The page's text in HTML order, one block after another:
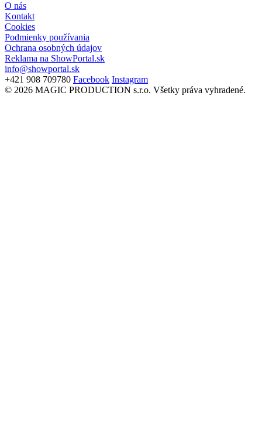
O nás
Kontakt
Cookies
Podmienky používania
Ochrana osobných údajov
Reklama na ShowPortal.sk
info@showportal.sk
+421 908 709780 Facebook Instagram
© 2026 MAGIC PRODUCTION s.r.o. Všetky práva vyhradené.